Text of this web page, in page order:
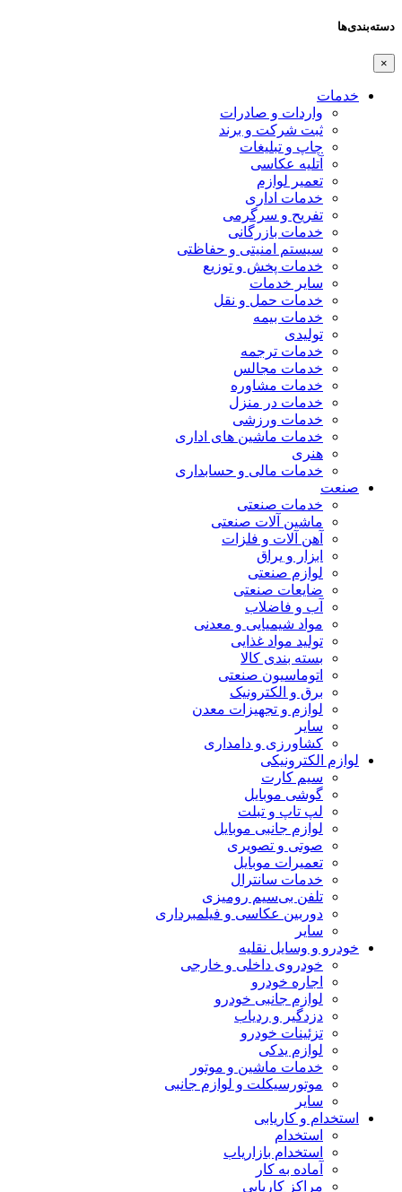
دسته‌بندی‌ها
×
خدمات
واردات و صادرات
ثبت شرکت و برند
چاپ و تبلیغات
آتلیه عکاسی
تعمیر لوازم
خدمات اداری
تفریح و سرگرمی
خدمات بازرگانی
سیستم امنیتی و حفاظتی
خدمات پخش و توزیع
سایر خدمات
خدمات حمل و نقل
خدمات بیمه
تولیدی
خدمات ترجمه
خدمات مجالس
خدمات مشاوره
خدمات در منزل
خدمات ورزشی
خدمات ماشین های اداری
هنری
خدمات مالی و حسابداری
صنعت
خدمات صنعتی
ماشین آلات صنعتی
آهن آلات و فلزات
ابزار و یراق
لوازم صنعتی
ضایعات صنعتی
آب و فاضلاب
مواد شیمیایی و معدنی
تولید مواد غذایی
بسته بندی کالا
اتوماسیون صنعتی
برق و الکترونیک
لوازم و تجهیزات معدن
سایر
کشاورزی و دامداری
لوازم الکترونیکی
سیم کارت
گوشی موبایل
لپ تاپ و تبلت
لوازم جانبی موبایل
صوتی و تصویری
تعمیرات موبایل
خدمات سانترال
تلفن بی‌سیم رومیزی
دوربین عکاسی و فیلمبرداری
سایر
خودرو و وسایل نقلیه
خودروی داخلی و خارجی
اجاره خودرو
لوازم جانبی خودرو
دزدگیر و ردیاب
تزئینات خودرو
لوازم یدکی
خدمات ماشین و موتور
موتورسیکلت و لوازم جانبی
سایر
استخدام و کاریابی
استخدام
استخدام بازاریاب
آماده به کار
مراکز کاریابی